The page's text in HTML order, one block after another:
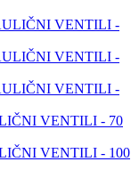
VENTILI -
VENTILI -
VENTILI -
VENTILI - 70
VENTILI - 100